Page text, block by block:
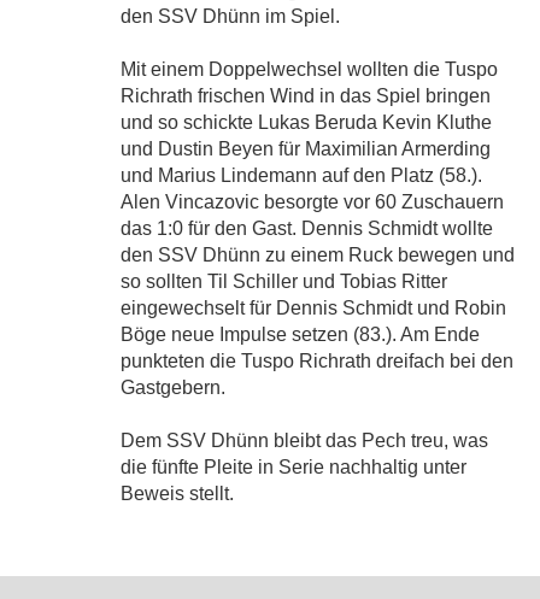
den SSV Dhünn im Spiel.
Mit einem Doppelwechsel wollten die Tuspo
Richrath frischen Wind in das Spiel bringen
und so schickte Lukas Beruda Kevin Kluthe
und Dustin Beyen für Maximilian Armerding
und Marius Lindemann auf den Platz (58.).
Alen Vincazovic besorgte vor 60 Zuschauern
das 1:0 für den Gast. Dennis Schmidt wollte
den SSV Dhünn zu einem Ruck bewegen und
so sollten Til Schiller und Tobias Ritter
eingewechselt für Dennis Schmidt und Robin
Böge neue Impulse setzen (83.). Am Ende
punkteten die Tuspo Richrath dreifach bei den
Gastgebern.
Dem SSV Dhünn bleibt das Pech treu, was
die fünfte Pleite in Serie nachhaltig unter
Beweis stellt.